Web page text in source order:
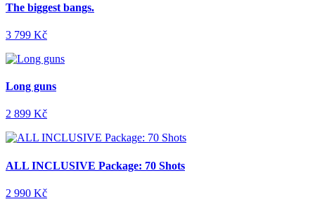
The biggest bangs.
3 799 Kč
Long guns
2 899 Kč
ALL INCLUSIVE Package: 70 Shots
2 990 Kč